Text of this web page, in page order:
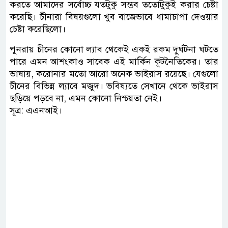
করতে আমাদের সর্বোচ্চ যতটুকু সম্ভব ততোটুকুই করার চেষ্টা
করেছি। চীনারা বিষয়গুলো খুব বাজেভাবে ধামাচাপা দেওয়ার
চেষ্টা করেছিলো।
পুনরায় চীনের কোনো ল্যাব থেকেই একই রকম দুর্ঘটনা ঘটতে
পারে এমন আশংকাও সাবেক এই মার্কিন কূটনৈতিকের। তার
ভাষায়, করোনার মতো আরো অনেক ভাইরাস রয়েছে। যেগুলো
চীনের বিভিন্ন ল্যাবে মজুদ। ভবিষ্যতে সেখানে থেকে ভাইরাস
ছড়িয়ে পড়বে না, এমন কোনো নিশ্চয়তা নেই।
সূত্র: এএনআই।